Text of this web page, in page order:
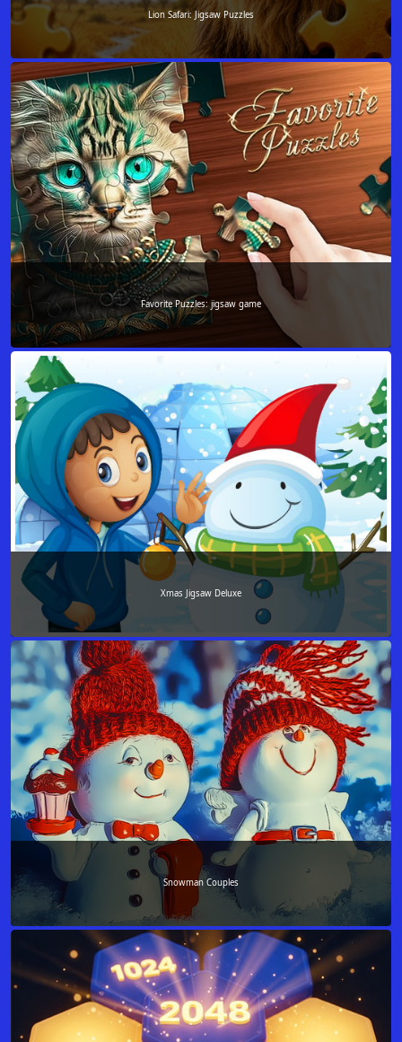
Lion Safari: Jigsaw Puzzles
Favorite Puzzles: jigsaw game
Xmas Jigsaw Deluxe
Snowman Couples